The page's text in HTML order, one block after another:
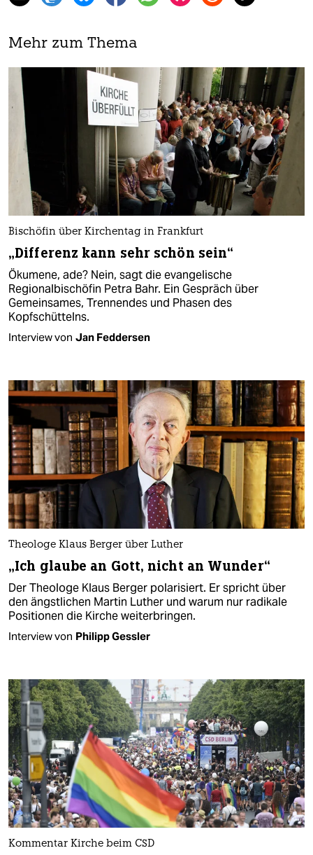
Mehr zum Thema
Bischöfin über Kirchentag in Frankfurt
„Differenz kann sehr schön sein“
Ökumene, ade? Nein, sagt die evangelische
Regionalbischöfin Petra Bahr. Ein Gespräch über
Gemeinsames, Trennendes und Phasen des
Kopfschüttelns.
Interview von Jan Feddersen
Theologe Klaus Berger über Luther
„Ich glaube an Gott, nicht an Wunder“
Der Theologe Klaus Berger polarisiert. Er spricht über
den ängstlichen Martin Luther und warum nur radikale
Positionen die Kirche weiterbringen.
Interview von Philipp Gessler
Kommentar Kirche beim CSD